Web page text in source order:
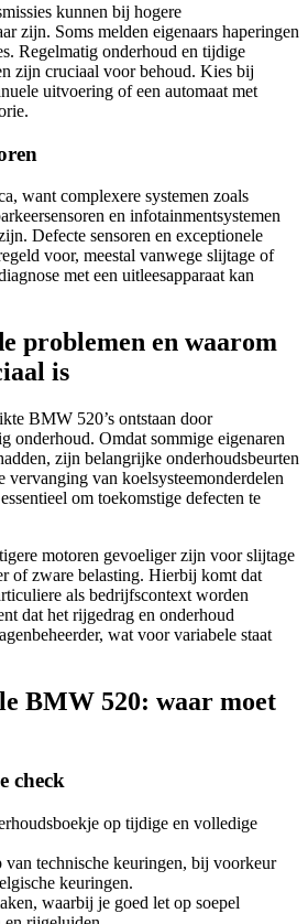
kunnen bij hogere
zijn. Soms melden eigenaars haperingen
Regelmatig onderhoud en tijdige
zijn cruciaal voor behoud. Kies bij
uitvoering of een automaat met
want complexere systemen zoals
en infotainmentsystemen
Defecte sensoren en exceptionele
voor, meestal vanwege slijtage of
met een uitleesapparaat kan
problemen en waarom
is
BMW 520’s ontstaan door
onderhoud. Omdat sommige eigenaren
zijn belangrijke onderhoudsbeurten
vervanging van koelsysteemonderdelen
om toekomstige defecten te
motoren gevoeliger zijn voor slijtage
of zware belasting. Hierbij komt dat
als bedrijfscontext worden
dat het rijgedrag en onderhoud
wat voor variabele staat
BMW 520: waar moet
check
op tijdige en volledige
van technische keuringen, bij voorkeur
keuringen.
waarbij je goed let op soepel